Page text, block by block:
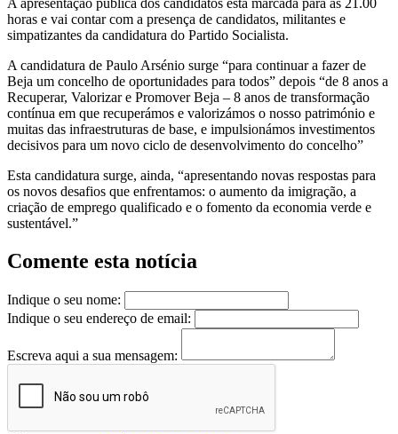
A apresentação pública dos candidatos está marcada para as 21.00
horas e vai contar com a presença de candidatos, militantes e
simpatizantes da candidatura do Partido Socialista.
A candidatura de Paulo Arsénio surge “para continuar a fazer de
Beja um concelho de oportunidades para todos” depois “de 8 anos a
Recuperar, Valorizar e Promover Beja – 8 anos de transformação
contínua em que recuperámos e valorizámos o nosso património e
muitas das infraestruturas de base, e impulsionámos investimentos
decisivos para um novo ciclo de desenvolvimento do concelho”
Esta candidatura surge, ainda, “apresentando novas respostas para
os novos desafios que enfrentamos: o aumento da imigração, a
criação de emprego qualificado e o fomento da economia verde e
sustentável.”
Comente esta notícia
Indique o seu nome:
Indique o seu endereço de email:
Escreva aqui a sua mensagem: